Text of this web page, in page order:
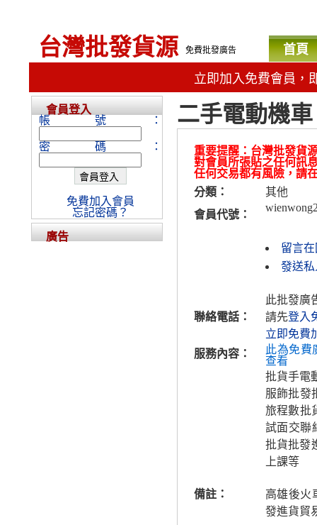
台灣批發貨源 免費批發廣告 首頁
立即加入免費會員，
二手電動機
重要提醒：台灣批發貨
對會員所張貼之任何訊
任何交易都有風險，請
分類：
其他
會員代號：
留言
發送私
聯絡電話：
此批發廣
請先登入
立即免費
服務內容：
此為免費
查看
批貨手電
服飾批發
旅程數批
試面交聯
批貨批發
上課等
備註：
高雄後火
發進貨貿
會員登入
帳號：
密碼：
免費加入會員
忘記密碼？
廣告